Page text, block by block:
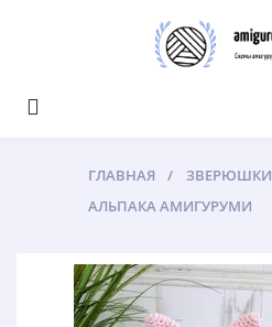
ГЛАВНАЯ ЗВЕРЮШКИ
АЛЬПАКА АМИГУРУМИ